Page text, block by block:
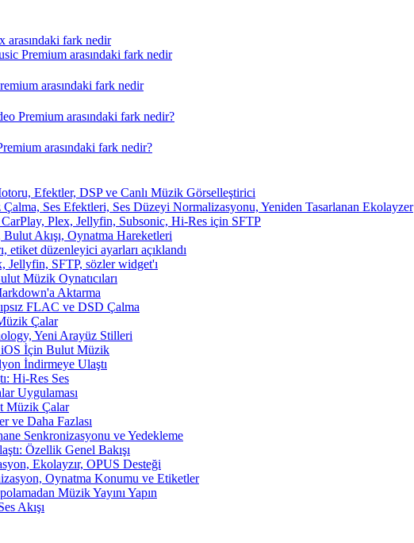
arasındaki fark nedir
Premium arasındaki fark nedir
arasındaki fark nedir
Premium arasındaki fark nedir?
arasındaki fark nedir?
Efektler, DSP ve Canlı Müzik Görselleştirici
Ses Efektleri, Ses Düzeyi Normalizasyonu, Yeniden Tasarlanan Ekolayzer
Plex, Jellyfin, Subsonic, Hi-Res için SFTP
Akışı, Oynatma Hareketleri
etiket düzenleyici ayarları açıklandı
Jellyfin, SFTP, sözler widget'ı
Müzik Oynatıcıları
Aktarma
FLAC ve DSD Çalma
Çalar
Yeni Arayüz Stilleri
iOS İçin Bulut Müzik
İndirmeye Ulaştı
Hi-Res Ses
Uygulaması
Müzik Çalar
ve Daha Fazlası
Senkronizasyonu ve Yedekleme
Özellik Genel Bakışı
Ekolayzır, OPUS Desteği
Oynatma Konumu ve Etiketler
Müzik Yayını Yapın
Akışı